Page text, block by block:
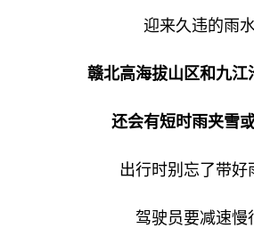
迎来久违的雨
赣北高海拔山区和九江
还会有短时雨夹雪
出行时别忘了带好
驾驶员要减速慢